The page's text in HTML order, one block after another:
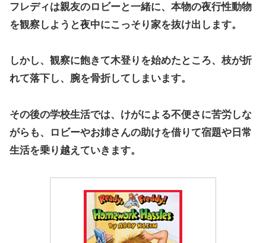
フレディは親友のロビーと一緒に、本物の夜行性動物
を観察しようと夜中にこっそり家を抜け出します。
しかし、観察に飽きて木登りを始めたところ、枝が折
れて落下し、腕を骨折してしまいます。
その後の学校生活では、けがによる不便さに苦労しな
がらも、ロビーやお姉さんの助けを借りて宿題や日常
生活を乗り越えていきます。